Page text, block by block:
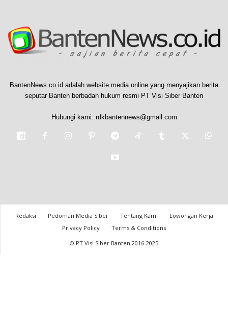
BantenNews.co.id adalah website media online yang menyajikan berita
seputar Banten berbadan hukum resmi PT Visi Siber Banten
Hubungi kami: rdkbantennews@gmail.com
Redaksi Pedoman Media Siber Tentang Kami
Lowongan Kerja
Privacy Policy
Terms & Conditions
© PT Visi Siber Banten 2016-2025